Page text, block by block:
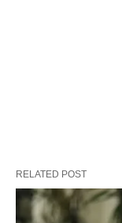
RELATED POST